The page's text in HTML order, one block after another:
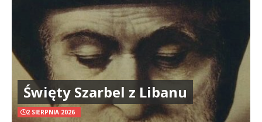
Święty Szarbel z Libanu
2 SIERPNIA 2026